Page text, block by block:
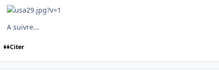
A suivre...
Citer